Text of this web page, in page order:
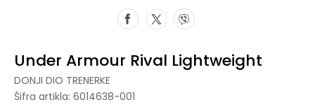
Under Armour Rival Lightweight
DONJI DIO TRENERKE
Šifra artikla: 6014638-001